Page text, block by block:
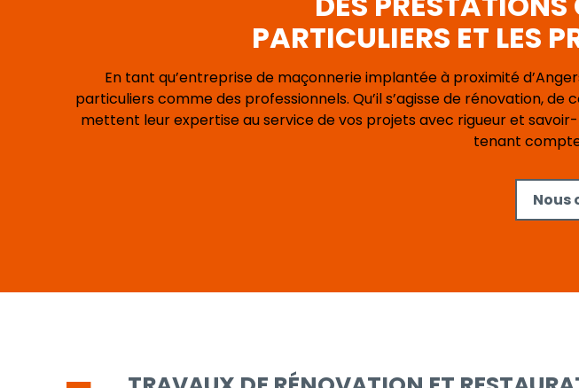
PARTICULIERS ET LES
En tant qu’entreprise de maçonnerie implantée à proximité
particuliers comme des professionnels. Qu’il s’agisse de rénovation,
mettent leur expertise au service de vos projets avec rigueur et
tenant
Nous